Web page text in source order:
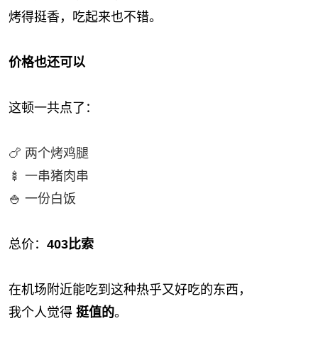
烤得挺香，吃起来也不错。
价格也还可以
这顿一共点了：
🍗 两个烤鸡腿
🍢 一串猪肉串
🍚 一份白饭
总价： 403比索
在机场附近能吃到这种热乎又好吃的东西，
我个人觉得 挺值的。